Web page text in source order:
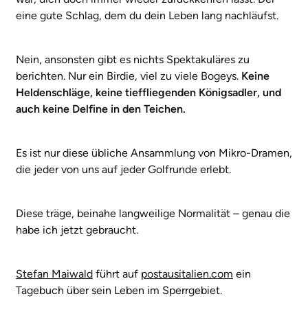
eine gute Schlag, dem du dein Leben lang nachläufst.
Nein, ansonsten gibt es nichts Spektakuläres zu
berichten. Nur ein Birdie, viel zu viele Bogeys. Keine
Heldenschläge, keine tieffliegenden Königsadler, und
auch keine Delfine in den Teichen.
Es ist nur diese übliche Ansammlung von Mikro-Dramen,
die jeder von uns auf jeder Golfrunde erlebt.
Diese träge, beinahe langweilige Normalität – genau die
habe ich jetzt gebraucht.
Stefan Maiwald führt auf postausitalien.com ein
Tagebuch über sein Leben im Sperrgebiet.